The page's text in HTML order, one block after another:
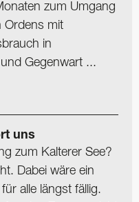
zum Umgang
Ordens mit
in
Gegenwart ...
uns
zum Kalterer See?
Dabei wäre ein
alle längst fällig.